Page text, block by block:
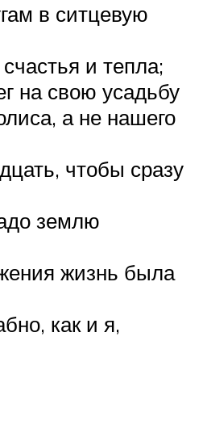
в ситцевую
и тепла;
на свою усадьбу
а не нашего
чтобы сразу
землю
жизнь была
как и я,